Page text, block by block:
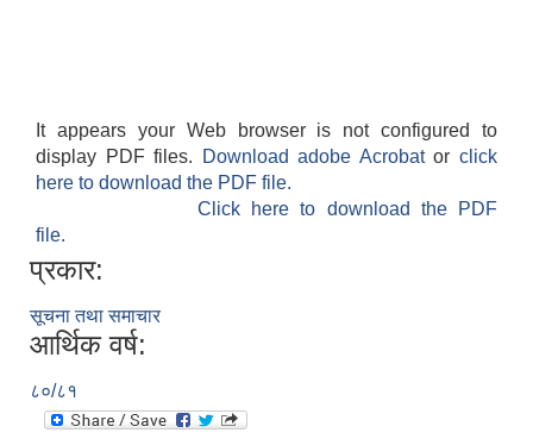
It appears your Web browser is not configured to
display PDF files.
Download adobe Acrobatorclick
here to download the PDF file.
Click here to download the PDF
file.
प्रकार:
सूचना तथा समाचार
आर्थिक वर्ष:
८०/८१